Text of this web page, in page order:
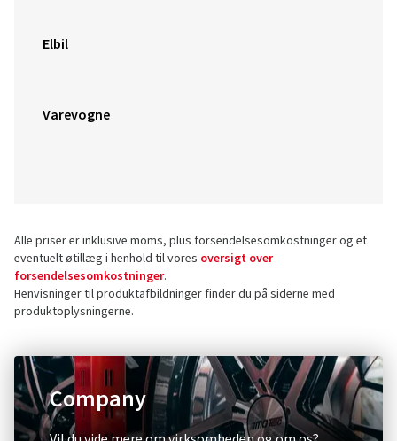
Elbil
Varevogne
Alle priser er inklusive moms, plus forsendelsesomkostninger og et
eventuelt øtillæg i henhold til vores oversigt over
forsendelsesomkostninger.
Henvisninger til produktafbildninger finder du på siderne med
produktoplysningerne.
Company